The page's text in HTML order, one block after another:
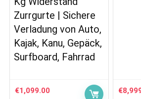
Zurrgurte | Sichere
Verladung von Auto,
Kajak, Kanu, Gepäck,
Surfboard, Fahrrad
€1,099.00 €